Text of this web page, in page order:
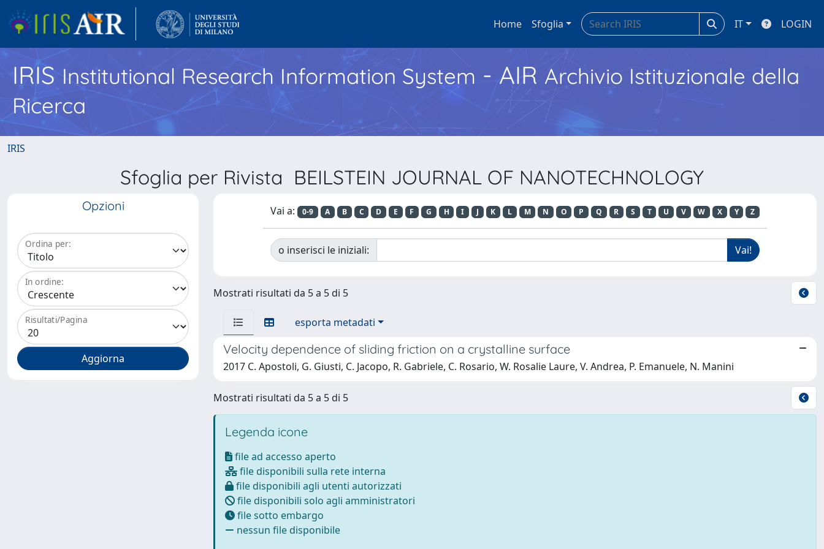
Home Sfoglia IT LOGIN
IRISInstitutional Research Information System - AIR Archivio Istituzionale della
Ricerca
IRIS
Sfoglia per Rivista BEILSTEIN JOURNAL OF NANOTECHNOLOGY
Opzioni
Ordina per:
In ordine:
Risultati/Pagina
Vai a: 0-9 A B C D E F G H I J K L M N O P Q R S T U V W X Y Z
o inserisci le iniziali:
Mostrati risultati da 5 a 5 di 5
esporta metadati
Velocity dependence of sliding friction on a crystalline surface
2017 C. Apostoli, G. Giusti, C. Jacopo, R. Gabriele, C. Rosario, W. Rosalie Laure, V. Andrea, P. Emanuele, N. Manini
Mostrati risultati da 5 a 5 di 5
Legenda icone
file ad accesso aperto
file disponibili sulla rete interna
file disponibili agli utenti autorizzati
file disponibili solo agli amministratori
file sotto embargo
nessun file disponibile